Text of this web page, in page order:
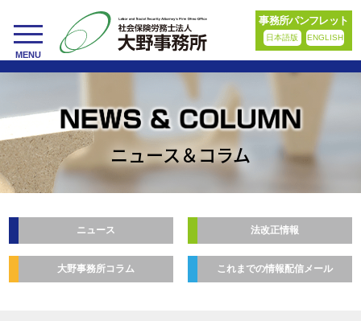
toggle
navigation
MENU
事務所パンフレット
日本語版 ENGLISH
ニュース＆コラム
ニュース 法改正情報
大野事務所コラム これまでの情報配信メール